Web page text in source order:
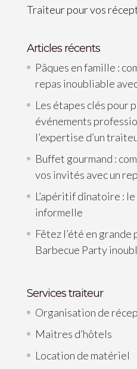
Traiteur pour vos
Articles récents
Pâques en famille :
repas inoubliable
Les étapes clés pour
événements
l’expertise d’un
Buffet gourmand :
vos invités avec un
L’apéritif dînatoire : le
informelle
Fêtez l’été en grande
Barbecue Party
Services traiteur
Organisation de
Maitres d’hôtels
Location de matériel